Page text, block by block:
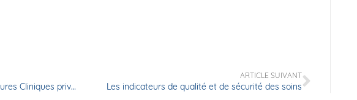
Le CHP Sainte-Marie parmi les meilleures Cliniques privées de France
ARTICLE SUIVANT
Les indicateurs de qualité et de sécurité des soins